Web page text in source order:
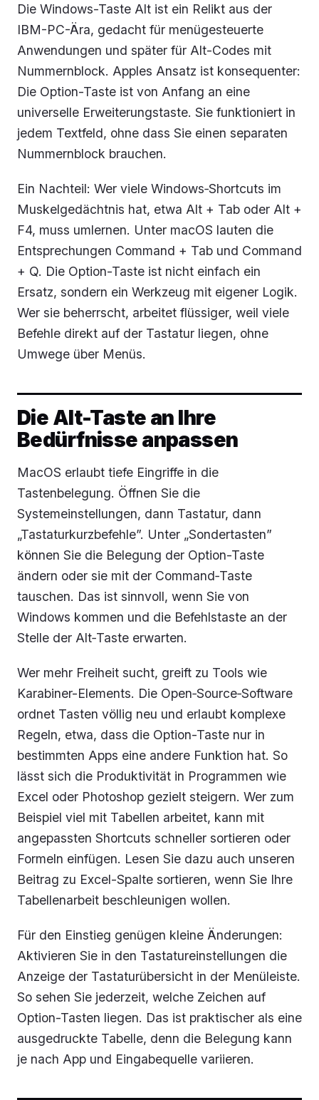
Die Windows-Taste Alt ist ein Relikt aus der
IBM-PC-Ära, gedacht für menügesteuerte
Anwendungen und später für Alt-Codes mit
Nummernblock. Apples Ansatz ist konsequenter:
Die Option-Taste ist von Anfang an eine
universelle Erweiterungstaste. Sie funktioniert in
jedem Textfeld, ohne dass Sie einen separaten
Nummernblock brauchen.
Ein Nachteil: Wer viele Windows‑Shortcuts im
Muskelgedächtnis hat, etwa Alt + Tab oder Alt +
F4, muss umlernen. Unter macOS lauten die
Entsprechungen Command + Tab und Command
+ Q. Die Option-Taste ist nicht einfach ein
Ersatz, sondern ein Werkzeug mit eigener Logik.
Wer sie beherrscht, arbeitet flüssiger, weil viele
Befehle direkt auf der Tastatur liegen, ohne
Umwege über Menüs.
Die Alt-Taste an Ihre
Bedürfnisse anpassen
MacOS erlaubt tiefe Eingriffe in die
Tastenbelegung. Öffnen Sie die
Systemeinstellungen, dann Tastatur, dann
„Tastaturkurzbefehle”. Unter „Sondertasten”
können Sie die Belegung der Option-Taste
ändern oder sie mit der Command‑Taste
tauschen. Das ist sinnvoll, wenn Sie von
Windows kommen und die Befehlstaste an der
Stelle der Alt‑Taste erwarten.
Wer mehr Freiheit sucht, greift zu Tools wie
Karabiner-Elements. Die Open‑Source‑Software
ordnet Tasten völlig neu und erlaubt komplexe
Regeln, etwa, dass die Option-Taste nur in
bestimmten Apps eine andere Funktion hat. So
lässt sich die Produktivität in Programmen wie
Excel oder Photoshop gezielt steigern. Wer zum
Beispiel viel mit Tabellen arbeitet, kann mit
angepassten Shortcuts schneller sortieren oder
Formeln einfügen. Lesen Sie dazu auch unseren
Beitrag zu Excel-Spalte sortieren, wenn Sie Ihre
Tabellenarbeit beschleunigen wollen.
Für den Einstieg genügen kleine Änderungen:
Aktivieren Sie in den Tastatureinstellungen die
Anzeige der Tastaturübersicht in der Menüleiste.
So sehen Sie jederzeit, welche Zeichen auf
Option-Tasten liegen. Das ist praktischer als eine
ausgedruckte Tabelle, denn die Belegung kann
je nach App und Eingabequelle variieren.